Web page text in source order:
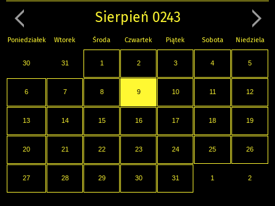
Sierpień 0243
Poniedziałek Wtorek Środa Czwartek Piątek Sobota Niedziela
30 31 1 2 3 4 5
6 7 8 9 10 11 12
13 14 15 16 17 18 19
20 21 22 23 24 25 26
27 28 29 30 31 1 2